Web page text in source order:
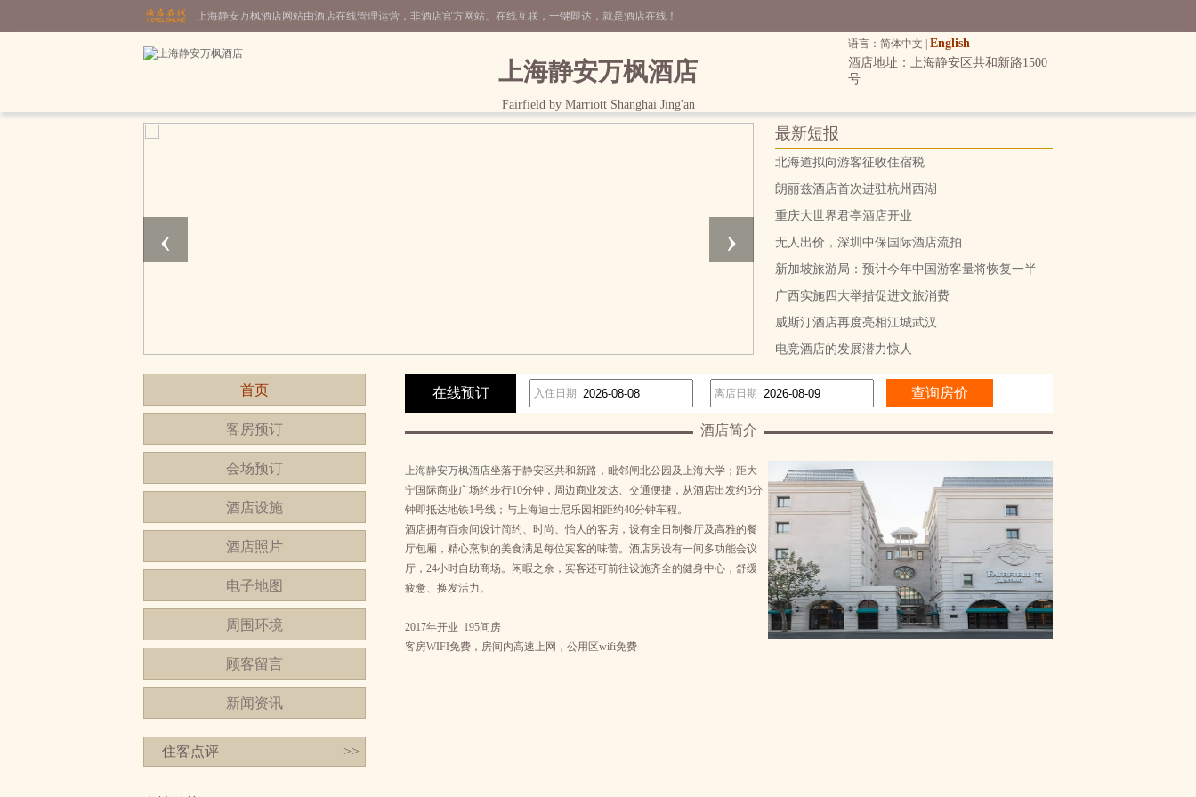
上海静安万枫酒店网站由酒店在线管理运营，非酒店官方网站。在线互联，一键即达，就是酒店在线！
语言：简体中文 | English
上海静安万枫酒店
Fairfield by Marriott Shanghai Jing'an
酒店地址：上海静安区共和新路1500
号
‹ ›
最新短报
北海道拟向游客征收住宿税
朗丽兹酒店首次进驻杭州西湖
重庆大世界君亭酒店开业
无人出价，深圳中保国际酒店流拍
新加坡旅游局：预计今年中国游客量将恢复一半
广西实施四大举措促进文旅消费
威斯汀酒店再度亮相江城武汉
电竞酒店的发展潜力惊人
首页
客房预订
会场预订
酒店设施
酒店照片
电子地图
周围环境
顾客留言
新闻资讯
住客点评 >>
在线预订 入住日期 离店日期
酒店简介
上海静安万枫酒店坐落于静安区共和新路，毗邻闸北公园及上海大学；距大
宁国际商业广场约步行10分钟，周边商业发达、交通便捷，从酒店出发约5分
钟即抵达地铁1号线；与上海迪士尼乐园相距约40分钟车程。
酒店拥有百余间设计简约、时尚、怡人的客房，设有全日制餐厅及高雅的餐
厅包厢，精心烹制的美食满足每位宾客的味蕾。酒店另设有一间多功能会议
厅，24小时自助商场。闲暇之余，宾客还可前往设施齐全的健身中心，舒缓
疲惫、换发活力。
2017年开业 195间房
客房WIFI免费，房间内高速上网，公用区wifi免费